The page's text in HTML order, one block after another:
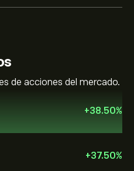
de acciones del mercado.
+38.50%
+37.50%